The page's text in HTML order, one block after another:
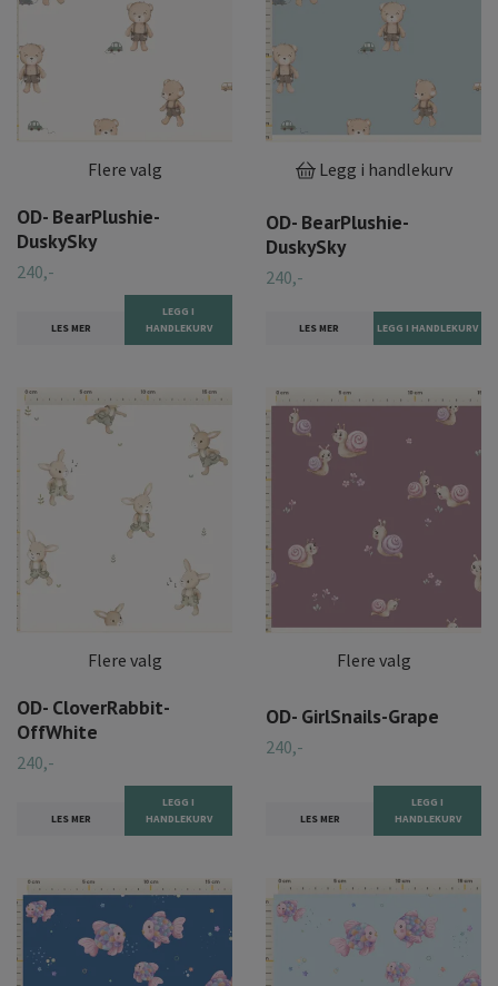
Flere valg
OD- BearPlushie-
DuskySky
240,-
LES MER
LEGG I
HANDLEKURV
Legg i handlekurv
OD- BearPlushie-
DuskySky
240,-
LES MER
Flere valg
OD- CloverRabbit-
OffWhite
240,-
LES MER
LEGG I
HANDLEKURV
Flere valg
OD- GirlSnails-Grape
240,-
LES MER
LEGG I
HANDLEKURV